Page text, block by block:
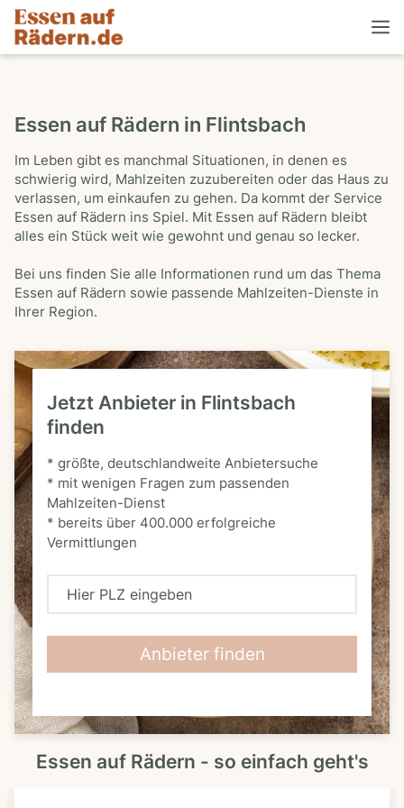
Essen auf Rädern in Flintsbach
Im Leben gibt es manchmal Situationen, in denen es
schwierig wird, Mahlzeiten zuzubereiten oder das Haus zu
verlassen, um einkaufen zu gehen. Da kommt der Service
Essen auf Rädern ins Spiel. Mit Essen auf Rädern bleibt
alles ein Stück weit wie gewohnt und genau so lecker.
Bei uns finden Sie alle Informationen rund um das Thema
Essen auf Rädern sowie passende Mahlzeiten-Dienste in
Ihrer Region.
Jetzt Anbieter in Flintsbach
finden
* größte, deutschlandweite Anbietersuche
* mit wenigen Fragen zum passenden
Mahlzeiten-Dienst
* bereits über 400.000 erfolgreiche
Vermittlungen
H
L
Z
Anbieter finden
Essen auf Rädern - so einfach geht's